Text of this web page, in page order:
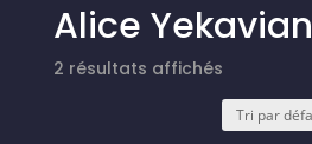
Alice Yekavian
2 résultats affichés